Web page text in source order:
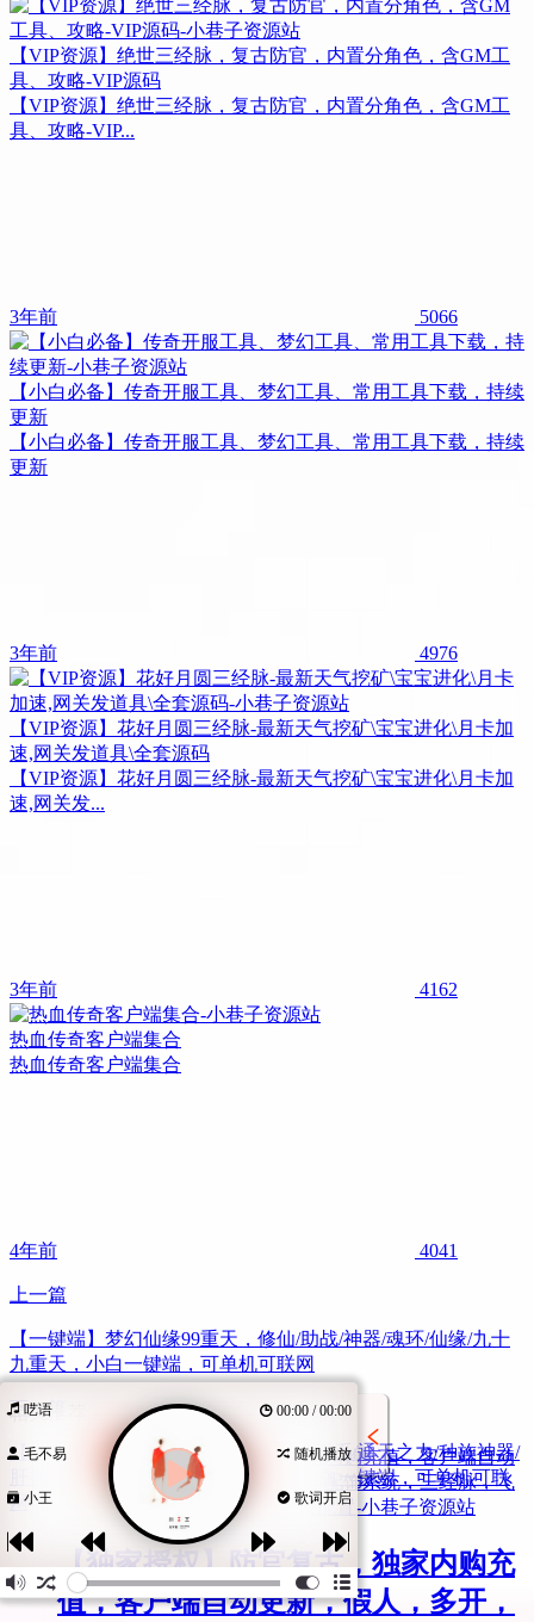
【VIP资源】绝世三经脉，复古防官，内置分角色，含GM工
具、攻略-VIP源码
【VIP资源】绝世三经脉，复古防官，内置分角色，含GM工
具、攻略-VIP...
3年前 5066
【小白必备】传奇开服工具、梦幻工具、常用工具下载，持续
更新
【小白必备】传奇开服工具、梦幻工具、常用工具下载，持续
更新
3年前 4976
【VIP资源】花好月圆三经脉-最新天气挖矿\宝宝进化\月卡加
速,网关发道具\全套源码
【VIP资源】花好月圆三经脉-最新天气挖矿\宝宝进化\月卡加
速,网关发...
3年前 4162
热血传奇客户端集合
热血传奇客户端集合
4年前 4041
上一篇
【一键端】梦幻仙缘99重天，修仙/助战/神器/魂环/仙缘/九十
九重天，小白一键端，可单机可联网
下一篇
【一键端】肝神西游二代超变，正魔派系/通天之力/种族神器/
肝神积分/生死轮回，含管理工具，小白一键端，可单机可联
网
相关推荐
【独家授权】防官复古，独家内购充
值，客户端自动更新，假人，多开，
呓语 00:00 / 00:00
毛不易 随机播放
小王 歌词开启